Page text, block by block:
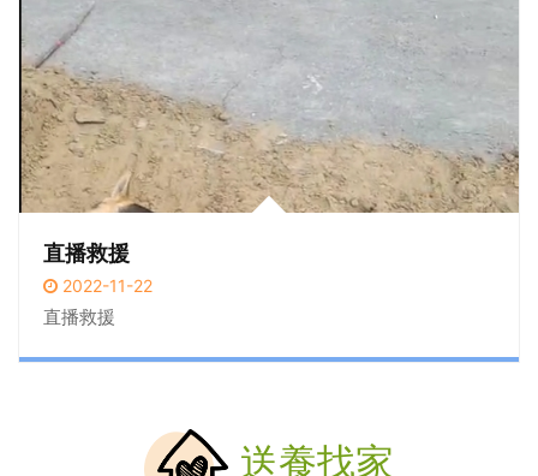
直播救援
2022-11-22
直播救援
送養找家